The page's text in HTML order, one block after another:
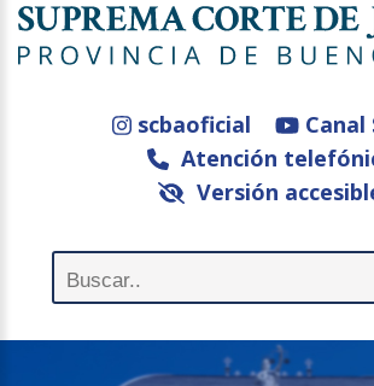
scbaoficial
Canal
Atención
Versión